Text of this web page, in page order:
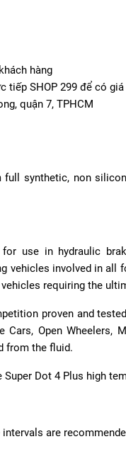
hàng
tiếp SHOP 299 để có
quận 7, TPHCM
synthetic, non
use in hydraulic
vehicles involved in
requiring the
proven and
Cars, Open
from the fluid.
Dot 4 Plus high
are